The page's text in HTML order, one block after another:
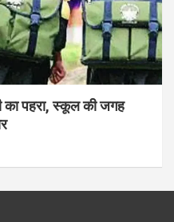
का पहरा, स्कूल की जगह